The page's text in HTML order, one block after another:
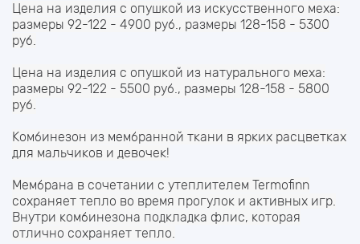
Цена на изделия с опушкой из искусственного меха:
размеры 92-122 - 4900 руб., размеры 128-158 - 5300
руб.
Цена на изделия с опушкой из натурального меха:
размеры 92-122 - 5500 руб., размеры 128-158 - 5800
руб.
Комбинезон из мембранной ткани в ярких расцветках
для мальчиков и девочек!
Мембрана в сочетании с утеплителем Termofinn
сохраняет тепло во время прогулок и активных игр.
Внутри комбинезона подкладка флис, которая
отлично сохраняет тепло.